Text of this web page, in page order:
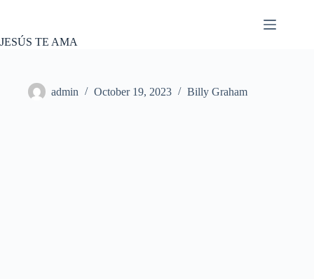
JESÚS TE AMA
admin October 19, 2023 Billy Graham